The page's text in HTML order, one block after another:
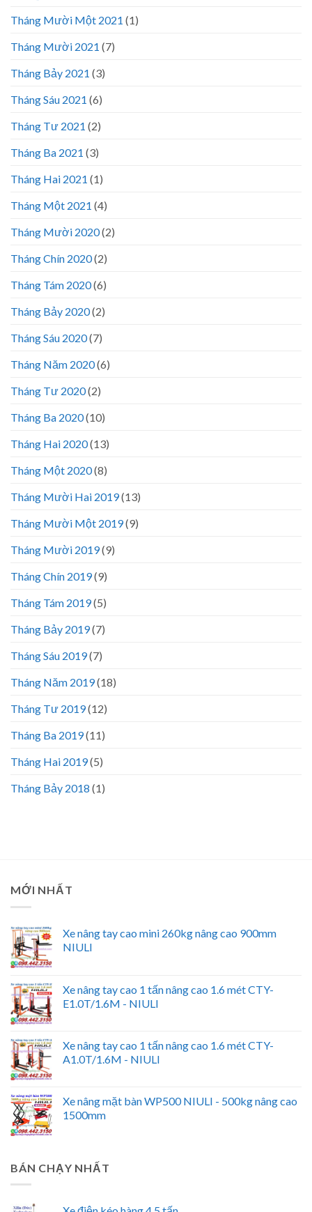
Tháng Mười Một 2021 (1)
Tháng Mười 2021 (7)
Tháng Bảy 2021 (3)
Tháng Sáu 2021 (6)
Tháng Tư 2021 (2)
Tháng Ba 2021 (3)
Tháng Hai 2021 (1)
Tháng Một 2021 (4)
Tháng Mười 2020(2)
Tháng Chín 2020(2)
Tháng Tám 2020(6)
Tháng Bảy 2020(2)
Tháng Sáu 2020(7)
Tháng Năm 2020(6)
Tháng Tư 2020(2)
Tháng Ba 2020(10)
Tháng Hai 2020(13)
Tháng Một 2020(8)
Tháng Mười Hai 2019(13)
Tháng Mười Một 2019(9)
Tháng Mười 2019(9)
Tháng Chín 2019(9)
Tháng Tám 2019(5)
Tháng Bảy 2019(7)
Tháng Sáu 2019(7)
Tháng Năm 2019(18)
Tháng Tư 2019(12)
Tháng Ba 2019(11)
Tháng Hai 2019(5)
Tháng Bảy 2018 (1)
MỚI NHẤT
Xe nâng tay cao mini 260kg nâng cao 900mm
NIULI
Xe nâng tay cao 1 tấn nâng cao 1.6 mét CTY-
E1.0T/1.6M - NIULI
Xe nâng tay cao 1 tấn nâng cao 1.6 mét CTY-
A1.0T/1.6M - NIULI
Xe nâng mặt bàn WP500 NIULI - 500kg nâng cao
1500mm
BÁN CHẠY NHẤT